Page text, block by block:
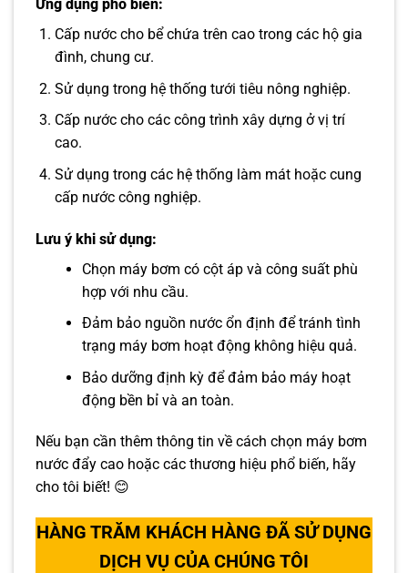
Ứng dụng phổ biến:
Cấp nước cho bể chứa trên cao trong các hộ gia
đình, chung cư.
Sử dụng trong hệ thống tưới tiêu nông nghiệp.
Cấp nước cho các công trình xây dựng ở vị trí
cao.
Sử dụng trong các hệ thống làm mát hoặc cung
cấp nước công nghiệp.
Lưu ý khi sử dụng:
Chọn máy bơm có cột áp và công suất phù
hợp với nhu cầu.
Đảm bảo nguồn nước ổn định để tránh tình
trạng máy bơm hoạt động không hiệu quả.
Bảo dưỡng định kỳ để đảm bảo máy hoạt
động bền bỉ và an toàn.
Nếu bạn cần thêm thông tin về cách chọn máy bơm
nước đẩy cao hoặc các thương hiệu phổ biến, hãy
cho tôi biết! 😊
HÀNG TRĂM KHÁCH HÀNG ĐÃ SỬ DỤNG
DỊCH VỤ CỦA CHÚNG TÔI